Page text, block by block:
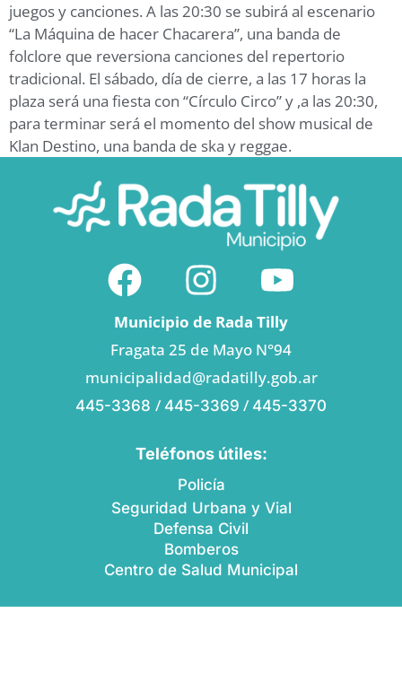
juegos y canciones. A las 20:30 se subirá al escenario
“La Máquina de hacer Chacarera”, una banda de
folclore que reversiona canciones del repertorio
tradicional. El sábado, día de cierre, a las 17 horas la
plaza será una fiesta con “Círculo Circo” y ,a las 20:30,
para terminar será el momento del show musical de
Klan Destino, una banda de ska y reggae.
Municipio de Rada Tilly
Fragata 25 de Mayo N°94
municipalidad@radatilly.gob.ar
445-3368 / 445-3369 / 445-3370
Teléfonos útiles:
Policía
Seguridad Urbana y Vial
Defensa Civil
Bomberos
Centro de Salud Municipal